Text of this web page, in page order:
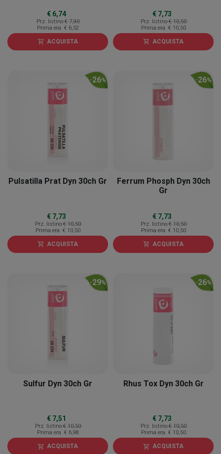
€ 6,74
Prz. listino € 7,90
Prima era € 6,52
shopping_cart ACQUISTA
€ 7,73
Prz. listino € 10,50
Prima era € 10,50
shopping_cart ACQUISTA
-26%
Pulsatilla Prat Dyn 30ch Gr
€ 7,73
Prz. listino € 10,50
Prima era € 10,50
shopping_cart ACQUISTA
-26%
Ferrum Phosph Dyn 30ch
Gr
€ 7,73
Prz. listino € 10,50
Prima era € 10,50
shopping_cart ACQUISTA
-29%
Sulfur Dyn 30ch Gr
€ 7,51
Prz. listino € 10,50
Prima era € 6,98
shopping_cart ACQUISTA
-26%
Rhus Tox Dyn 30ch Gr
€ 7,73
Prz. listino € 10,50
Prima era € 10,50
shopping_cart ACQUISTA